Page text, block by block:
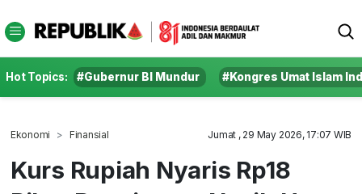
Hot Topics: #Gubernur BI Mundur #Kongres Umat Islam
Ekonomi Finansial Jumat , 29 May 2026, 17:07 WIB
Kurs Rupiah Nyaris Rp18